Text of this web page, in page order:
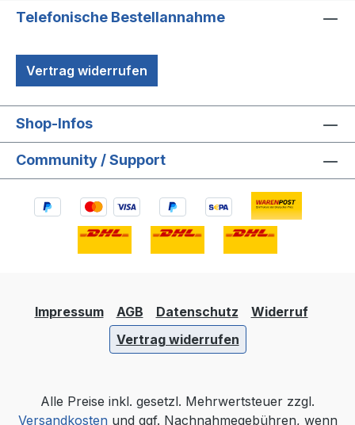
Telefonische Bestellannahme
Vertrag widerrufen
Shop-Infos
Community / Support
Impressum AGB Datenschutz
Widerruf
Vertrag widerrufen
Alle Preise inkl. gesetzl. Mehrwertsteuer zzgl.
Versandkostenund ggf. Nachnahmegebühren, wenn